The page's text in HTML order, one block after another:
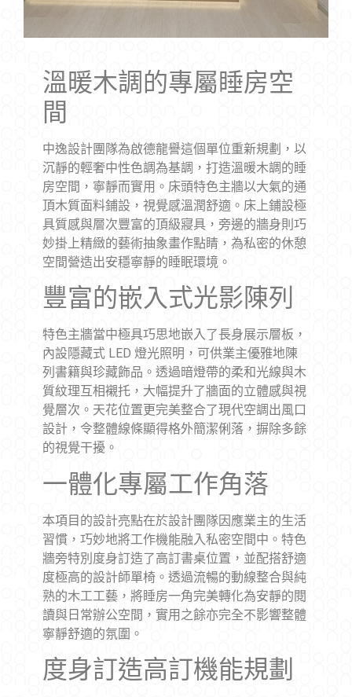
溫暖木調的專屬睡房空
間
中逸設計團隊為啟德龍譽這個單位重新規劃，以
沉靜的輕奢中性色調為基調，打造溫暖木調的睡
房空間，寧靜而實用。床頭特色主牆以大氣的通
頂木質面料鋪設，視覺感溫潤舒適。床上鋪設極
具質感與層次豐富的頂級寢具，旁邊的牆身則巧
妙掛上精緻的藝術抽象畫作點睛，為私密的休憩
空間營造出安穩寧靜的睡眠環境。
豐富的嵌入式光影陳列
特色主牆當中極具巧思地嵌入了長身展示層板，
內設隱藏式 LED 燈光照明，可供業主優雅地陳
列書籍與珍藏飾品。透過暗燈帶的柔和光線與木
質紋理互相襯托，大幅提升了牆面的立體感與視
覺層次。天花位置更完美整合了現代空調出風口
設計，令整體線條顯得格外簡潔俐落，摒除多餘
的視覺干擾。
一體化專屬工作角落
本項目的設計亮點在於設計團隊因應業主的生活
習慣，巧妙地將工作機能融入私密空間中。特色
牆旁特別度身訂造了高訂書桌位置，並配搭舒適
度極高的設計師單椅。透過流暢的動線整合與純
熟的木工工藝，將睡房一角完美轉化為安靜的閱
讀與日常辦公空間，實用之餘亦完全不影響整體
寧靜舒適的氛圍。
度身訂造高訂機能規劃